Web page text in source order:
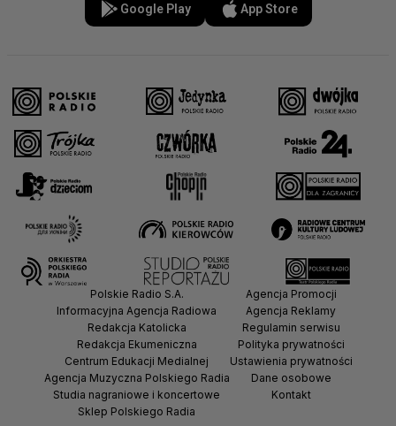
Google Play App Store
Polskie Radio S.A.
Informacyjna Agencja Radiowa
Redakcja Katolicka
Redakcja Ekumeniczna
Centrum Edukacji Medialnej
Agencja Muzyczna Polskiego Radia
Studia nagraniowe i koncertowe
Sklep Polskiego Radia
Agencja Promocji
Agencja Reklamy
Regulamin serwisu
Polityka prywatności
Ustawienia prywatności
Dane osobowe
Kontakt